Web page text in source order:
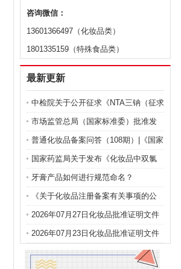
咨询微信：
13601366497（化妆品类）
1801335159（特殊食品类）
最新更新
中检院关于公开征求《NTA三钠（征求
意见稿）》等9项化妆品标准意见的通
知
市场监管总局（国家标准委）批准发
布化妆品强制性国家标准《化妆品 安
全通用要求》及官方解读
普通化妆品备案问答（108期）|《国家
药监局关于化妆品注册备案有关事项
的公告》问答
国家药监局关于发布《化妆品中双氯
芬酸钠的测定》等2项化妆品补充检验
方法的公告（2026年第72号）
牙膏产品如何进行规范命名？
《关于化妆品注册备案有关事项的公
告》问答
2026年07月27日化妆品批准证明文件
送达信息
2026年07月23日化妆品批准证明文件
送达信息